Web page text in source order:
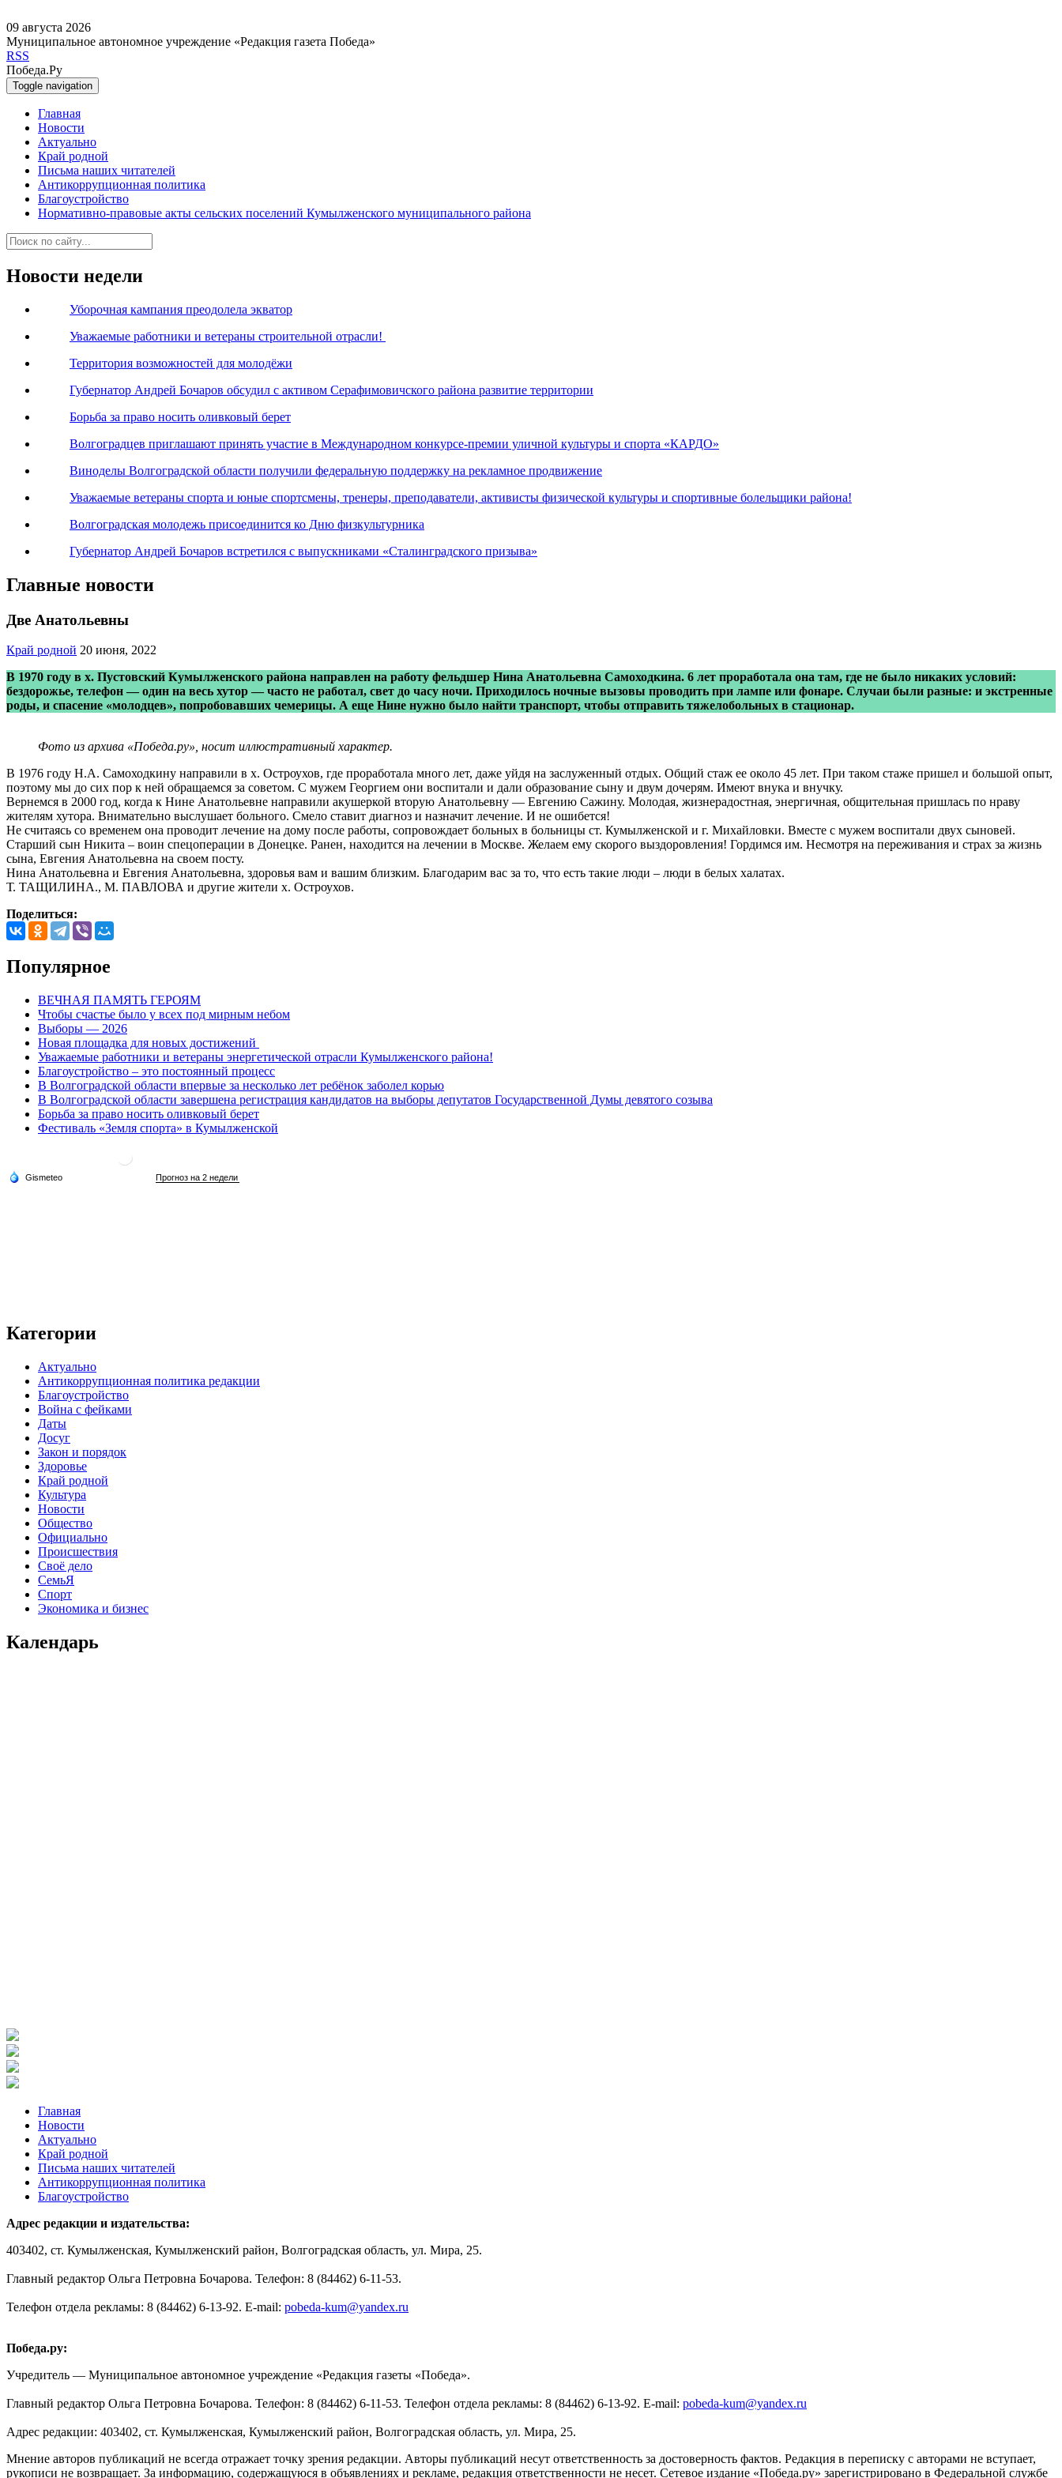
09 августа 2026
Муниципальное автономное учреждение «Редакция газета Победа»
RSS
Победа.Ру
Toggle navigation
Главная
Новости
Актуально
Край родной
Письма наших читателей
Антикоррупционная политика
Благоустройство
Нормативно-правовые акты сельских поселений Кумылженского муниципального района
Новости недели
Уборочная кампания преодолела экватор
Уважаемые работники и ветераны строительной отрасли!
Территория возможностей для молодёжи
Губернатор Андрей Бочаров обсудил с активом Серафимовичского района развитие территории
Борьба за право носить оливковый берет
Волгоградцев приглашают принять участие в Международном конкурсе-премии уличной культуры и спорта «КАРДО»
Виноделы Волгоградской области получили федеральную поддержку на рекламное продвижение
Уважаемые ветераны спорта и юные спортсмены, тренеры, преподаватели, активисты физической культуры и спортивные болельщики района!
Волгоградская молодежь присоединится ко Дню физкультурника
Губернатор Андрей Бочаров встретился с выпускниками «Сталинградского призыва»
Главные новости
Две Анатольевны
Край родной 20 июня, 2022
В 1970 году в х. Пустовский Кумылженского района направлен на работу фельдшер Нина Анатольевна Самоходкина. 6 лет проработала она там, где не было никаких условий:
бездорожье, телефон — один на весь хутор — часто не работал, свет до часу ночи. Приходилось ночные вызовы проводить при лампе или фонаре. Случаи были разные: и экстренные
роды, и спасение «молодцев», попробовавших чемерицы. А еще Нине нужно было найти транспорт, чтобы отправить тяжелобольных в стационар.
Фото из архива «Победа.ру», носит иллюстративный характер.
В 1976 году Н.А. Самоходкину направили в х. Остроухов, где проработала много лет, даже уйдя на заслуженный отдых. Общий стаж ее около 45 лет. При таком стаже пришел и большой опыт,
поэтому мы до сих пор к ней обращаемся за советом. С мужем Георгием они воспитали и дали образование сыну и двум дочерям. Имеют внука и внучку.
Вернемся в 2000 год, когда к Нине Анатольевне направили акушеркой вторую Анатольевну — Евгению Сажину. Молодая, жизнерадостная, энергичная, общительная пришлась по нраву
жителям хутора. Внимательно выслушает больного. Смело ставит диагноз и назначит лечение. И не ошибется!
Не считаясь со временем она проводит лечение на дому после работы, сопровождает больных в больницы ст. Кумылженской и г. Михайловки. Вместе с мужем воспитали двух сыновей.
Старший сын Никита – воин спецоперации в Донецке. Ранен, находится на лечении в Москве. Желаем ему скорого выздоровления! Гордимся им. Несмотря на переживания и страх за жизнь
сына, Евгения Анатольевна на своем посту.
Нина Анатольевна и Евгения Анатольевна, здоровья вам и вашим близким. Благодарим вас за то, что есть такие люди – люди в белых халатах.
Т. ТАЩИЛИНА., М. ПАВЛОВА и другие жители х. Остроухов.
Поделиться:
Популярное
ВЕЧНАЯ ПАМЯТЬ ГЕРОЯМ
Чтобы счастье было у всех под мирным небом
Выборы — 2026
Новая площадка для новых достижений
Уважаемые работники и ветераны энергетической отрасли Кумылженского района!
Благоустройство – это постоянный процесс
В Волгоградской области впервые за несколько лет ребёнок заболел корью
В Волгоградской области завершена регистрация кандидатов на выборы депутатов Государственной Думы девятого созыва
Борьба за право носить оливковый берет
Фестиваль «Земля спорта» в Кумылженской
Категории
Актуально
Антикоррупционная политика редакции
Благоустройство
Война с фейками
Даты
Досуг
Закон и порядок
Здоровье
Край родной
Культура
Новости
Общество
Официально
Происшествия
Своё дело
СемьЯ
Спорт
Экономика и бизнес
Календарь
Главная
Новости
Актуально
Край родной
Письма наших читателей
Антикоррупционная политика
Благоустройство
Адрес редакции и издательства:
403402, ст. Кумылженская, Кумылженский район, Волгоградская область, ул. Мира, 25.
Главный редактор Ольга Петровна Бочарова. Телефон: 8 (84462) 6-11-53.
Телефон отдела рекламы: 8 (84462) 6-13-92. E-mail: pobeda-kum@yandex.ru
Победа.ру:
Учредитель — Муниципальное автономное учреждение «Редакция газеты «Победа».
Главный редактор Ольга Петровна Бочарова. Телефон: 8 (84462) 6-11-53. Телефон отдела рекламы: 8 (84462) 6-13-92. E-mail: pobeda-kum@yandex.ru
Адрес редакции: 403402, ст. Кумылженская, Кумылженский район, Волгоградская область, ул. Мира, 25.
Мнение авторов публикаций не всегда отражает точку зрения редакции. Авторы публикаций несут ответственность за достоверность фактов. Редакция в переписку с авторами не вступает,
рукописи не возвращает. За информацию, содержащуюся в объявлениях и рекламе, редакция ответственности не несет. Сетевое издание «Победа.ру» зарегистрировано в Федеральной службе